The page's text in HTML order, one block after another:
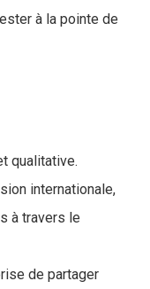
à la pointe de
qualitative.
internationale,
à travers le
de partager